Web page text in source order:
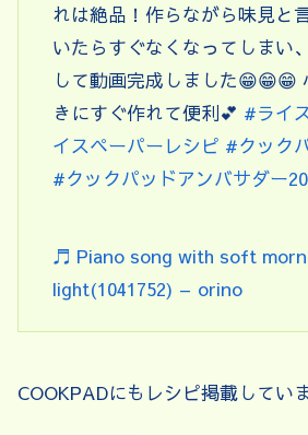
れは絶品！作らながら味見と
いたらすぐなくなってしまい
して動画完成しました😁😁😁
きにすぐ作れて便利💕 #ライ
イスペーパーレシピ #クック
#クックパッドアンバサダー
♬ Piano song with soft
light(1041752) – orino
COOKPADにもレシピ掲載していま